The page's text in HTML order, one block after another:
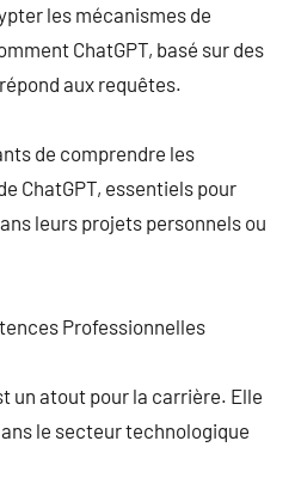
les mécanismes de
ChatGPT, basé sur des
aux requêtes.
de comprendre les
ChatGPT, essentiels pour
leurs projets personnels ou
Professionnelles
un atout pour la carrière. Elle
le secteur technologique